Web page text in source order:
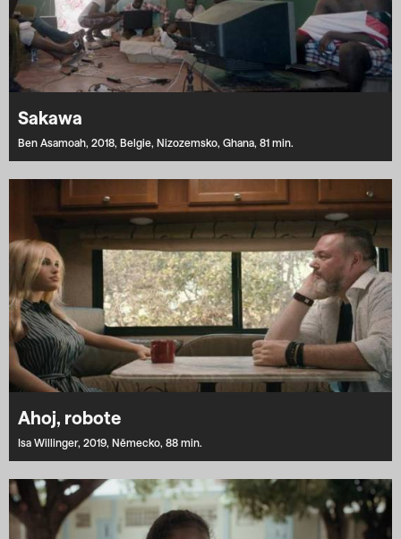
Sakawa
Ben Asamoah, 2018, Belgie, Nizozemsko, Ghana, 81 min.
Ahoj, robote
Isa Willinger, 2019, Německo, 88 min.